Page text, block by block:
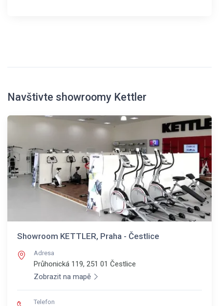
Navštivte showroomy Kettler
Showroom KETTLER, Praha - Čestlice
Adresa
Průhonická 119, 251 01 Čestlice
Zobrazit na mapě
Telefon